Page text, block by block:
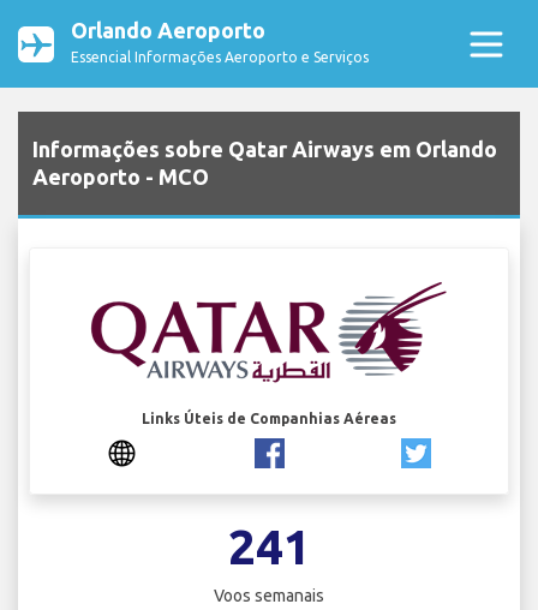
Orlando Aeroporto
Essencial Informações Aeroporto e Serviços
Informações sobre Qatar Airways em Orlando
Aeroporto - MCO
Links Úteis de Companhias Aéreas
241
Voos semanais